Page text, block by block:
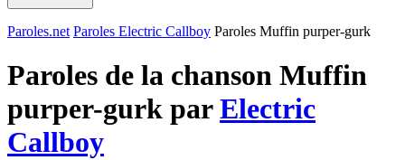
Paroles.net Paroles Electric Callboy Paroles Muffin purper-gurk
Paroles de la chanson Muffin
purper-gurk parElectric
Callboy